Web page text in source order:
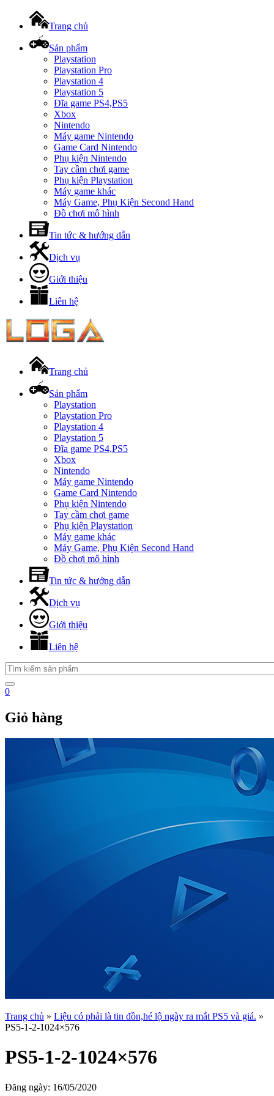
Trang chủ
Sản phẩm
Playstation
Playstation Pro
Playstation 4
Playstation 5
Đĩa game PS4,PS5
Xbox
Nintendo
Máy game Nintendo
Game Card Nintendo
Phụ kiện Nintendo
Tay cầm chơi game
Phụ kiện Playstation
Máy game khác
Máy Game, Phụ Kiện Second Hand
Đồ chơi mô hình
Tin tức & hướng dẫn
Dịch vụ
Giới thiệu
Liên hệ
Trang chủ
Sản phẩm
Playstation
Playstation Pro
Playstation 4
Playstation 5
Đĩa game PS4,PS5
Xbox
Nintendo
Máy game Nintendo
Game Card Nintendo
Phụ kiện Nintendo
Tay cầm chơi game
Phụ kiện Playstation
Máy game khác
Máy Game, Phụ Kiện Second Hand
Đồ chơi mô hình
Tin tức & hướng dẫn
Dịch vụ
Giới thiệu
Liên hệ
0
Giỏ hàng
Trang chủ » Liệu có phải là tin đồn,hé lộ ngày ra mắt PS5 và giá. »
PS5-1-2-1024×576
PS5-1-2-1024×576
Đăng ngày: 16/05/2020